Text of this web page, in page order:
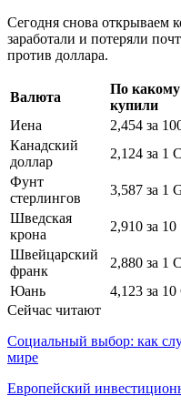
Сегодня снова открываем
заработали и потеряли
против доллара.
Валюта
По какому
купили
Иена
2,454 за
Канадский
доллар
2,124 за 1
Фунт
стерлингов
3,587 за 1
Шведская
крона
2,910 за
Швейцарский
франк
2,880 за 1
Юань
4,123 за
Сейчас читают
Социальный выбор: как
мире
Европейский